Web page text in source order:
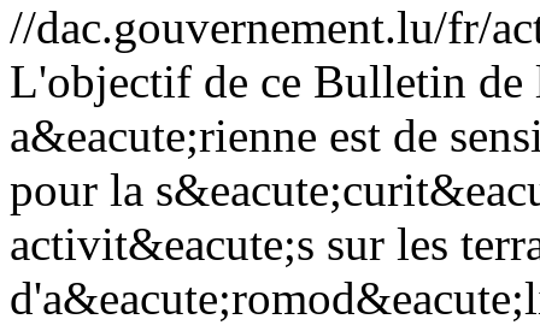
//dac.gouvernement.lu/fr/
L'objectif de ce Bulletin de
a&eacute;rienne est de
pour la
activit&eacute;s sur les